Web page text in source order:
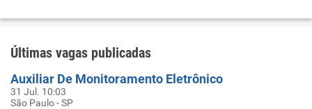
Últimas vagas publicadas
Auxiliar De Monitoramento Eletrônico
31 Jul. 10:03
São Paulo - SP